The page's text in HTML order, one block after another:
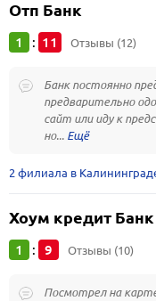
Отп Банк
1 : 11 Отзывы (12)
Банк постоянно
предварительно
сайт или иду к
но...
2 филиала в
Хоум кредит Банк
1 : 9 Отзывы (10)
Посмотрел на